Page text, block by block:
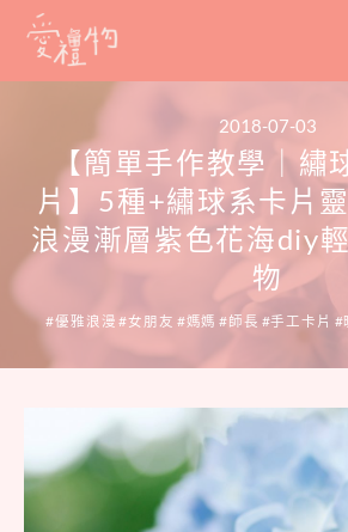
Skip
2018-07-03
【簡單手作教學｜繡
片】5種+繡球系卡片
浪漫漸層紫色花海diy
物
優雅浪漫 女朋友 媽媽 師長 手工卡片